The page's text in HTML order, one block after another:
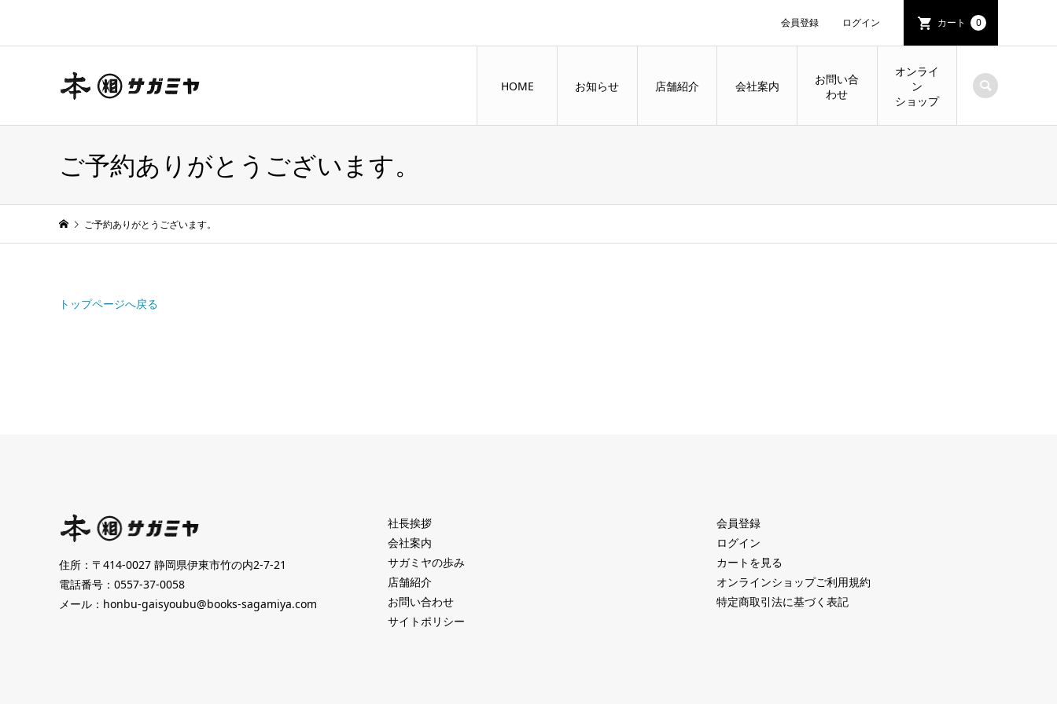
会員登録 ログイン カート 0
HOME お知らせ 店舗紹介 会社案内
お問い合
わせ
オンライ
ン
ショップ
ご予約ありがとうございます。
ご予約ありがとうございます。
トップページへ戻る
住所：〒414-0027 静岡県伊東市竹の内2-7-21
電話番号： 0557-37-0058
メール： honbu-gaisyoubu@books-sagamiya.com
社長挨拶
会社案内
サガミヤの歩み
店舗紹介
お問い合わせ
サイトポリシー
会員登録
ログイン
カートを見る
オンラインショップご利用規約
特定商取引法に基づく表記